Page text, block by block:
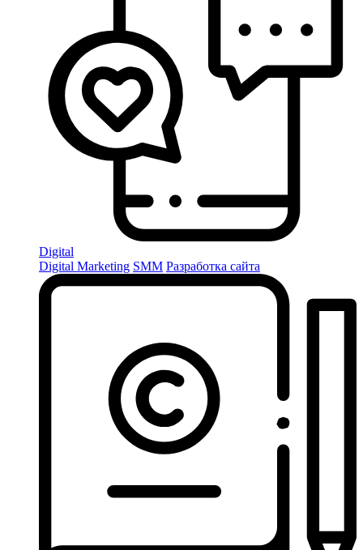
Digital
Digital Marketing SMM Разработка сайта